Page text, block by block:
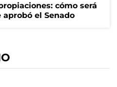
cómo será
el Senado